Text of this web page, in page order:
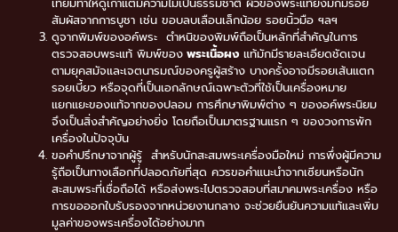
สัมผัสจากการบูชา เช่น ขอบลบเลือนเล็กน้อย รอยนิ้วมือ ฯลฯ
ดูจากพิมพ์ของอค์พระ ตำหนิของพิมพ์ถือเป็นหลักที่สำคัญในการ
ตรวจสอบพระแท้ พิมพ์ของ พระเนื้อผง แท้มักมีรายละเอียดชัดเจน
ตามยุคสมัจและเจตนารมณ์ของครูผู้สร้าง บางครั้งอาจมีรอยเส้นแตก
รอยเบี้ยว หรือจุดที่เป็นเอกลักษณ์เฉพาะตัวที่ใช้เป็นเครื่องหมาย
แยกแยะของแท้จากของปลอม การศึกษาพิมพ์ต่าง ๆ ของอค์พระนิยม
จึงเป็นสิ่งสำคัญอย่างยิ่ง โดยถือเป็นมาตรฐานแรก ๆ ของวงการพัก
เครื่องในปัจจุบัน
ขอคำปรึกษาจากผู้รู้ สำหรับนักสะสมพระเครื่องมือใหม่ การพึ่งผู้มีความ
รู้ถือเป็นทางเลือกที่ปลอดภัยที่สุด ควรขอคำแนะนำจากเซียนหรือนัก
สะสมพระที่เชื่อถือได้ หรือส่งพระไปตรวจสอบที่สมาคมพระเครื่อง หรือ
การขอออกใบรับรองจากหน่วยงานกลาง จะช่วยยืนยันความแท้และเพิ่ม
มูลค่าของพระเครื่องได้อย่างมาก